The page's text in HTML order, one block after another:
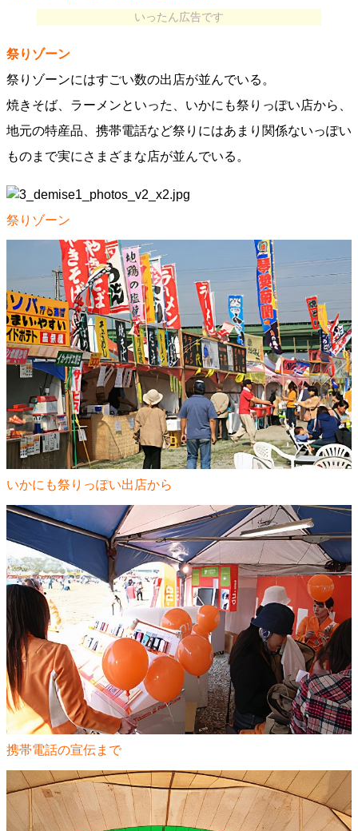
いったん広告です
祭りゾーン
祭りゾーンにはすごい数の出店が並んでいる。
焼きそば、ラーメンといった、いかにも祭りっぽい店から、
地元の特産品、携帯電話など祭りにはあまり関係ないっぽい
ものまで実にさまざまな店が並んでいる。
祭りゾーン
いかにも祭りっぽい出店から
携帯電話の宣伝まで